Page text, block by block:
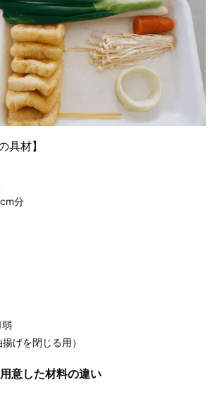
具材】
分
弱
げを閉じる用）
意した材料の違い